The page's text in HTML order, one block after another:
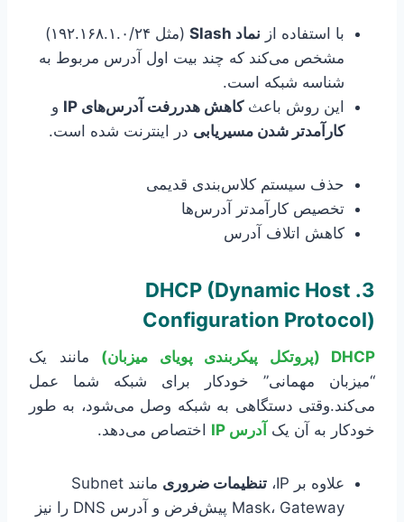
با استفاده از نماد Slash
(مثل ۱۹۲.۱۶۸.۱.۰/۲۴)
مشخص می‌کند که چند بیت اول آدرس مربوط به
شناسه شبکه است.
این روش باعثکاهش هدررفت آدرس‌های IP
و
کارآمدتر شدن مسیریابی در اینترنت شده است.
حذف سیستم کلاس‌بندی قدیمی
تخصیص کارآمدتر آدرس‌ها
کاهش اتلاف آدرس
3. DHCP (Dynamic Host
Configuration Protocol)
DHCP (پروتکل پیکربندی پویای میزبان)
مانند یک
“میزبان مهمانی” خودکار برای شبکه شما عمل
می‌کند.وقتی دستگاهی به شبکه وصل می‌شود، به طور
خودکار به آن یک آدرس IP اختصاص می‌دهد.
علاوه بر IP، تنظیمات ضروری
مانند Subnet
Mask، Gateway پیش‌فرض و آدرس DNS را نیز